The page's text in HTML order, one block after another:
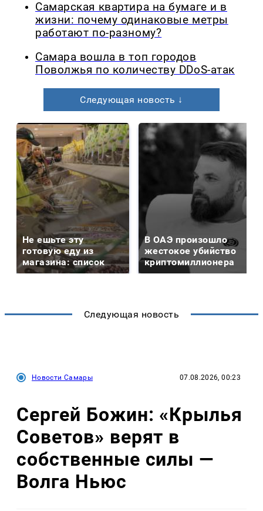
Самарская квартира на бумаге и в
жизни: почему одинаковые метры
работают по-разному?
Самара вошла в топ городов
Поволжья по количеству DDoS-атак
Следующая новость ↓
Не ешьте эту
готовую еду из
магазина: список
В ОАЭ произошло
жестокое убийство
криптомиллионера
Следующая новость
Новости Самары 07.08.2026, 00:23
Сергей Божин: «Крылья
Советов» верят в
собственные силы —
Волга Ньюс